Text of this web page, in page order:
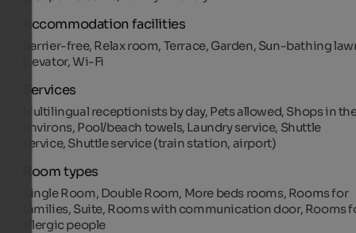
Accommodation facilities
Barrier-free, Relax room, Terrace, Garden, Sun-bathing
Elevator, Wi-Fi
Services
Multilingual receptionists by day, Pets allowed, Shops in
environs, Pool/beach towels, Laundry service, Shuttle
service, Shuttle service (train station, airport)
Room types
Single Room, Double Room, More beds rooms, Rooms for
families, Suite, Rooms with communication door, Rooms
allergic people